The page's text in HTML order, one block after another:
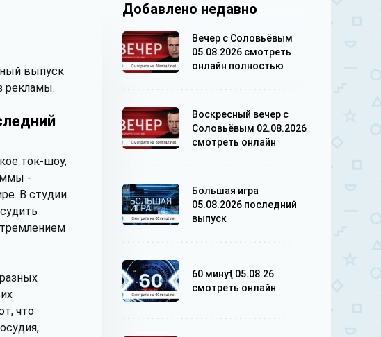
выпуск
рекламы.
ток-шоу,
-
В студии
что
Добавлено недавно
Вечер с Соловьёвым
05.08.2026 смотреть
онлайн полностью
Воскресный вечер с
Соловьёвым 02.08.2026
смотреть онлайн
Большая игра
05.08.2026 последний
выпуск
60 минуţ 05.08.26
смотреть онлайн